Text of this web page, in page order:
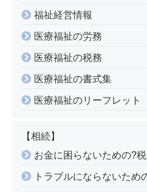
福祉経営情報
医療福祉の労務
医療福祉の税務
医療福祉の書式集
医療福祉のリーフレット
【相続】
お金に困らないための?
トラブルにならないため